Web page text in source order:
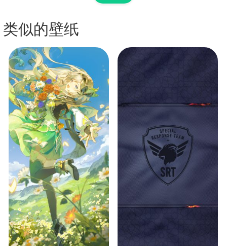
类似的壁纸